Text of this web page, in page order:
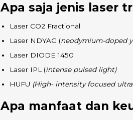
Apa saja jenis laser
Laser CO2 Fractional
Laser NDYAG (neodymium-doped
Laser DIODE 1450
Laser IPL (intense pulsed light)
HUFU (High- intensity focused
Apa manfaat dan